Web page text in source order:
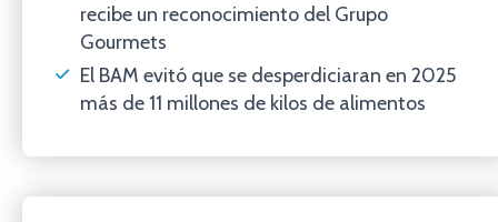
recibe un reconocimiento del Grupo
Gourmets
El BAM evitó que se desperdiciaran en 2025
más de 11 millones de kilos de alimentos